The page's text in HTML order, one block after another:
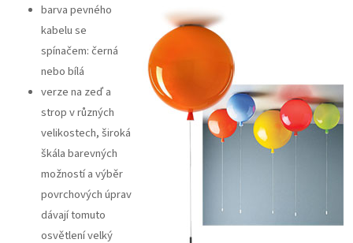
barva pevného
kabelu se
spínačem: černá
nebo bílá
verze na zeď a
strop v různých
velikostech, široká
škála barevných
možností a výběr
povrchových úprav
dávají tomuto
osvětlení velký